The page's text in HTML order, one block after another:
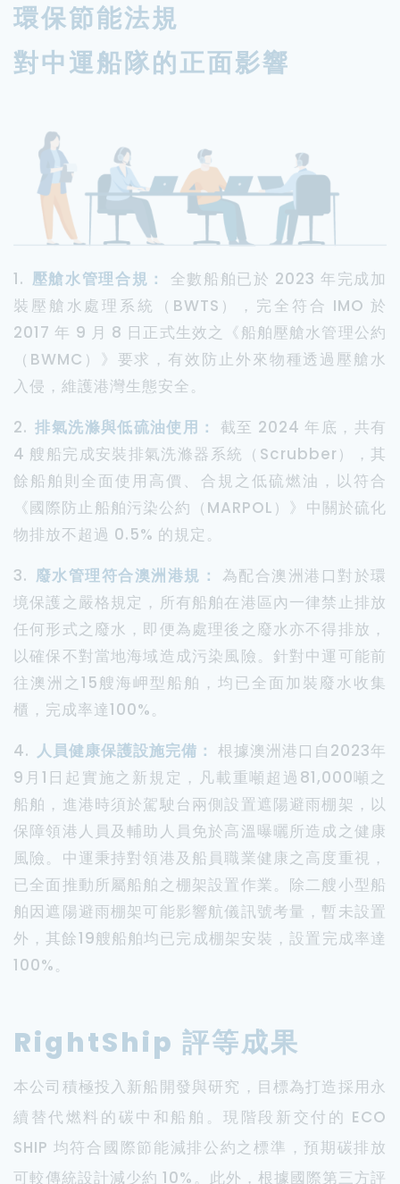
環保節能法規
對中運船隊的正面影響
1. 壓艙水管理合規：
全數船舶已於 2023 年完成加
裝壓艙水處理系統（BWTS），完全符合 IMO 於
2017 年 9 月 8 日正式生效之《船舶壓艙水管理公約
（BWMC）》要求，有效防止外來物種透過壓艙水
入侵，維護港灣生態安全。
2. 排氣洗滌與低硫油使用：
截至 2024 年底，共有
4 艘船完成安裝排氣洗滌器系統（Scrubber），其
餘船舶則全面使用高價、合規之低硫燃油，以符合
《國際防止船舶污染公約（MARPOL）》中關於硫化
物排放不超過 0.5% 的規定。
3. 廢水管理符合澳洲港規：
為配合澳洲港口對於環
境保護之嚴格規定，所有船舶在港區內一律禁止排放
任何形式之廢水，即便為處理後之廢水亦不得排放，
以確保不對當地海域造成污染風險。針對中運可能前
往澳洲之15艘海岬型船舶，均已全面加裝廢水收集
櫃，完成率達100%。
4. 人員健康保護設施完備： 根據澳洲港口自2023年
9月1日起實施之新規定，凡載重噸超過81,000噸之
船舶，進港時須於駕駛台兩側設置遮陽避雨棚架，以
保障領港人員及輔助人員免於高溫曝曬所造成之健康
風險。中運秉持對領港及船員職業健康之高度重視，
已全面推動所屬船舶之棚架設置作業。除二艘小型船
舶因遮陽避雨棚架可能影響航儀訊號考量，暫未設置
外，其餘19艘船舶均已完成棚架安裝，設置完成率達
100%。
RightShip 評等成果
本公司積極投入新船開發與研究，目標為打造採用永
續替代燃料的碳中和船舶。現階段新交付的 ECO
SHIP 均符合國際節能減排公約之標準，預期碳排放
可較傳統設計減少約 10%。此外，根據國際第三方評